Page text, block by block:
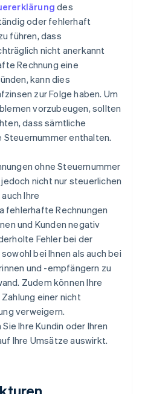
des
oder fehlerhaft
führen, dass
nicht anerkannt
Rechnung eine
kann dies
zur Folge haben. Um
vorzubeugen, sollten
dass sämtliche
Steuernummer enthalten.
ohne Steuernummer
nicht nur steuerlichen
Ihre
fehlerhafte Rechnungen
und Kunden negativ
Fehler bei der
bei Ihnen als auch bei
und -empfängern zu
Zudem können Ihre
einer nicht
verweigern.
Ihre Kundin oder Ihren
Ihre Umsätze auswirkt.